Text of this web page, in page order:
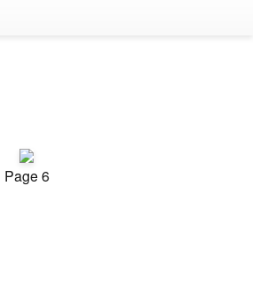
Page 6